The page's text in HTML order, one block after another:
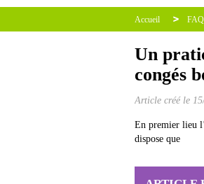
Accueil FAQ
Un
congés
Article créé le
En premier lieu
dispose que